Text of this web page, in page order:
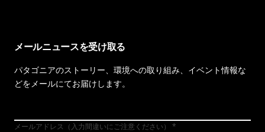
メールニュースを受け取る
パタゴニアのストーリー、環境への取り組み、イベント情報な
どをメールにてお届けします。
メールアドレス（入力間違いにご注意ください）